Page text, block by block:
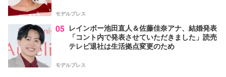
モデルプレス
05 レインボー池田直人＆佐藤佳奈アナ、結婚発表
「コント内で発表させていただきました」読売
テレビ退社は生活拠点変更のため
モデルプレス